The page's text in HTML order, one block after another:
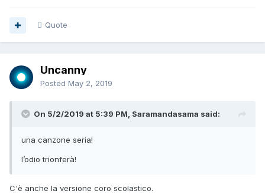
Quote
Uncanny
Posted May 2, 2019
On 5/2/2019 at 5:39 PM, Saramandasama said:
una canzone seria!
l’odio trionferà!
C'è anche la versione coro scolastico.